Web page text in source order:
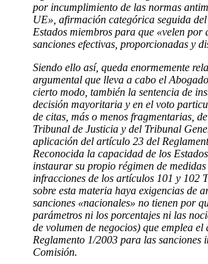
por incumplimiento de las normas
UE», afirmación categórica seguida
Estados miembros para que «velen por
sanciones efectivas, proporcionadas y
Siendo ello así, queda enormemente
argumental que lleva a cabo el
cierto modo, también la sentencia de
decisión mayoritaria y en el voto
de citas, más o menos fragmentarias,
Tribunal de Justicia y del Tribunal
aplicación del artículo 23 del
Reconocida la capacidad de los
instaurar su propio régimen de medidas
infracciones de los artículos 101 y 102
sobre esta materia haya exigencias de
sanciones «nacionales» no tienen por
parámetros ni los porcentajes ni las
de volumen de negocios) que emplea
Reglamento 1/2003 para las sanciones
Comisión.